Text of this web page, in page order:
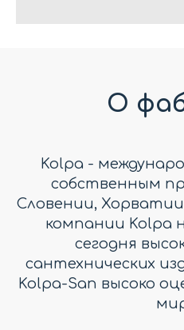
О
Kolpa -
собственным
Словении,
компании Kolpa
сегодня
сантехнических
Kolpa-San высоко